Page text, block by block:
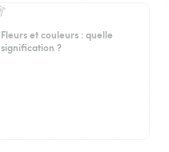
Fleurs et couleurs : quelle
signification ?